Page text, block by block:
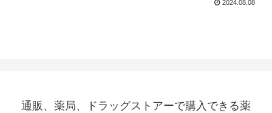
2024.08.08
通販、薬局、ドラッグストアーで購入できる薬